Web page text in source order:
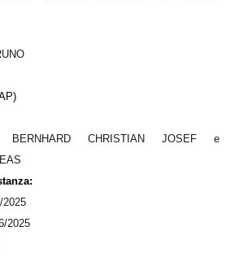
BERNHARD CHRISTIAN JOSEF e
2025
2025